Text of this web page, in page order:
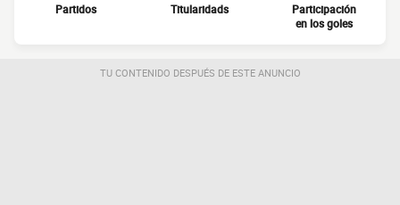
Partidos Titularidads
Participación
en los goles
TU CONTENIDO DESPUÉS DE ESTE ANUNCIO